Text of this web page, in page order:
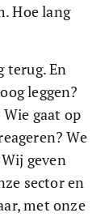
Hoe lang
terug. En
leggen?
gaat op
We
geven
sector en
met onze